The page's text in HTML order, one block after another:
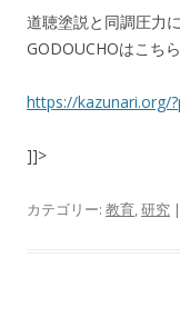
道聴塗説と同調圧力
GODOUCHOはこちら
https://kazunari.org/
]]>
カテゴリー: 教育,研究